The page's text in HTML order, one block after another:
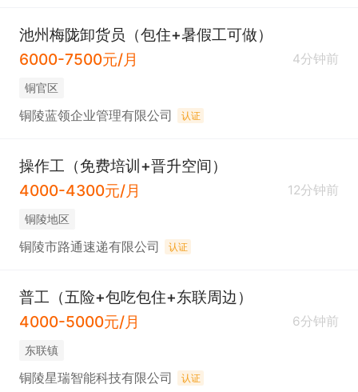
池州梅陇卸货员（包住+暑假工可做）
6000-7500元/月
4分钟前
铜官区
铜陵蓝领企业管理有限公司 认证
操作工（免费培训+晋升空间）
4000-4300元/月
12分钟前
铜陵地区
铜陵市路通速递有限公司 认证
普工（五险+包吃包住+东联周边）
4000-5000元/月
6分钟前
东联镇
铜陵星瑞智能科技有限公司 认证